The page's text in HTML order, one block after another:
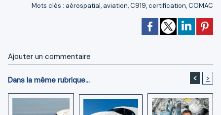
Mots clés : aérospatial, aviation,C919,certification,COMAC
Ajouter un commentaire
Dans la même rubrique... < >